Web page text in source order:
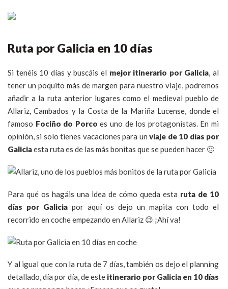
Ruta por Galicia en 10 días
Si tenéis 10 días y buscáis el mejor itinerario por Galicia, al
tener un poquito más de margen para nuestro viaje, podremos
añadir a la ruta anterior lugares como el medieval pueblo de
Allariz, Cambados y la Costa de la Mariña Lucense, donde el
famoso Fociño do Porco es uno de los protagonistas. En mi
opinión, si solo tienes vacaciones para unviaje de 10 días por
Galiciaesta ruta es de las más bonitas que se pueden hacer 🙂
Para qué os hagáis una idea de cómo queda esta ruta de 10
días por Galicia por aquí os dejo un mapita con todo el
recorrido en coche empezando en Allariz 😉 ¡Ahí va!
Y al igual que con la ruta de 7 días, también os dejo el planning
detallado, día por día, de este itinerario por Galicia en 10 días